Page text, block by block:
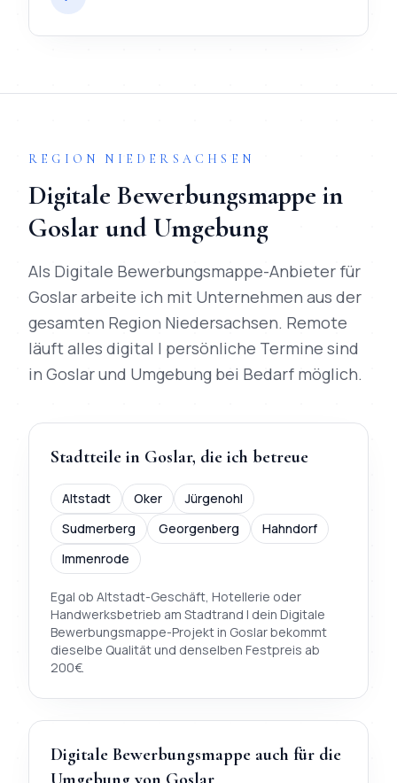
REGION NIEDERSACHSEN
Digitale Bewerbungsmappe in
Goslar und Umgebung
Als Digitale Bewerbungsmappe-Anbieter für
Goslararbeite ich mit Unternehmen aus der
gesamten Region Niedersachsen. Remote
läuft alles digital | persönliche Termine sind
in Goslarund Umgebung bei Bedarf möglich.
Stadtteile in Goslar, die ich betreue
Altstadt Oker
Jürgenohl
Sudmerberg
Georgenberg
Hahndorf
Immenrode
Egal ob Altstadt-Geschäft, Hotellerie oder
Handwerksbetrieb am Stadtrand | dein Digitale
Bewerbungsmappe-Projekt in Goslarbekommt
dieselbe Qualität und denselben Festpreis ab
200€.
Digitale Bewerbungsmappe auch für die